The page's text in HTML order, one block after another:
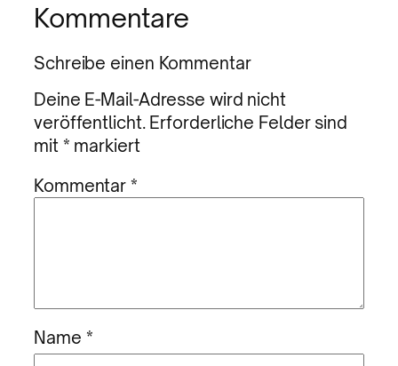
Kommentare
Schreibe einen Kommentar
Deine E-Mail-Adresse wird nicht
veröffentlicht. Erforderliche Felder sind
mit * markiert
Kommentar*
Name *